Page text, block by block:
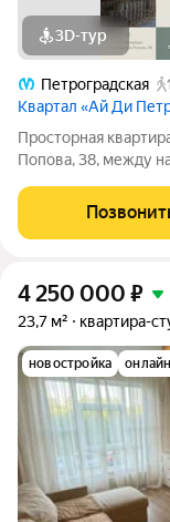
3D-тур
Петроградская
Квартал «Ай Ди
Просторная квартира в
Попова, 38, между
виды на
доступности метро
4 250 000 ₽
23,7 м² квартира-
новостройка